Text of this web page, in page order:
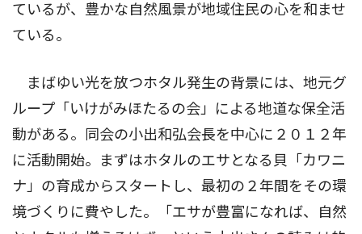
ているが、豊かな自然風景が地域住民の心を和ませ
ている。
まばゆい光を放つホタル発生の背景には、地元グ
ループ「いけがみほたるの会」による地道な保全活
動がある。同会の小出和弘会長を中心に２０１２年
に活動開始。まずはホタルのエサとなる貝「カワニ
ナ」の育成からスタートし、最初の２年間をその環
境づくりに費やした。「エサが豊富になれば、自然